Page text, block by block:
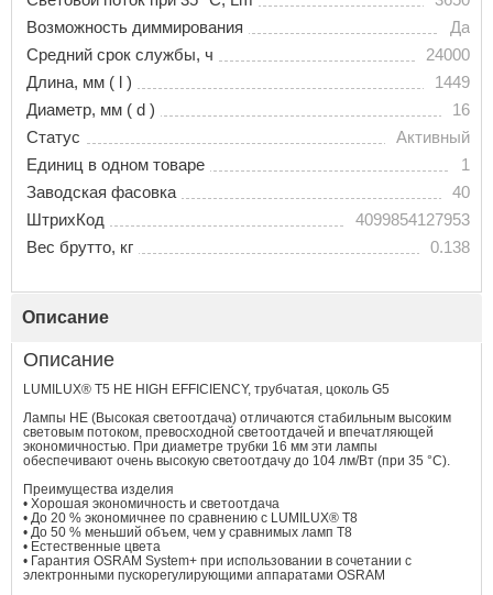
Возможность диммирования
Да
Средний срок службы, ч
24000
Длина, мм ( l )
1449
Диаметр, мм ( d )
16
Статус
Активный
Единиц в одном товаре
1
Заводская фасовка
40
ШтрихКод
4099854127953
Вес брутто, кг
0.138
Описание
Описание
LUMILUX® T5 HE HIGH EFFICIENCY, трубчатая, цоколь G5
Лампы HE (Высокая светоотдача) отличаются стабильным высоким
световым потоком, превосходной светоотдачей и впечатляющей
экономичностью. При диаметре трубки 16 мм эти лампы
обеспечивают очень высокую светоотдачу до 104 лм/Вт (при 35 °С).
Преимущества изделия
• Хорошая экономичность и светоотдача
• До 20 % экономичнее по сравнению с LUMILUX® T8
• До 50 % меньший объем, чем у сравнимых ламп T8
• Естественные цвета
• Гарантия OSRAM System+ при использовании в сочетании с
электронными пускорегулирующими аппаратами OSRAM